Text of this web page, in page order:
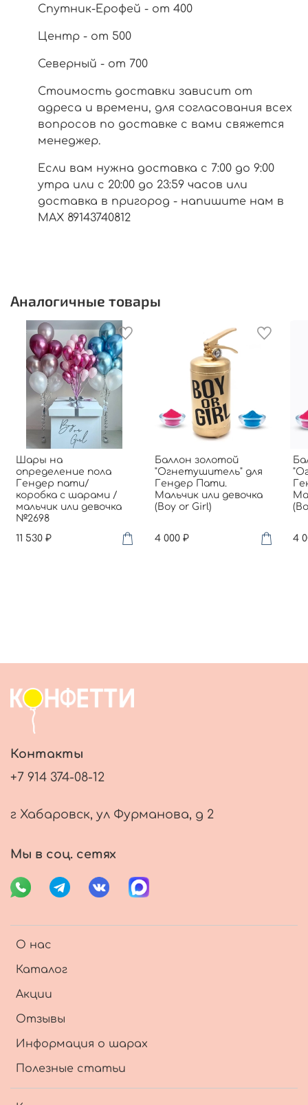
Спутник-Ерофей - от 400
Центр - от 500
Северный - от 700
Стоимость доставки зависит от
адреса и времени, для согласования всех
вопросов по доставке с вами свяжется
менеджер.
Если вам нужна доставка с 7:00 до 9:00
утра или с 20:00 до 23:59 часов или
доставка в пригород - напишите нам в
МАХ 89143740812
Аналогичные товары
Шары на
определение пола
Гендер пати/
коробка с шарами /
мальчик или девочка
№2698
11 530 ₽
Баллон золотой
"Огнетушитель" для
Гендер Пати.
Мальчик или девочка
(Boy or Girl)
4 000 ₽ 4
О нас
Каталог
Акции
Отзывы
Информация о шарах
Полезные статьи
Контакты
+7 914 374-08-12
г Хабаровск, ул Фурманова, д 2
Мы в соц. сетях